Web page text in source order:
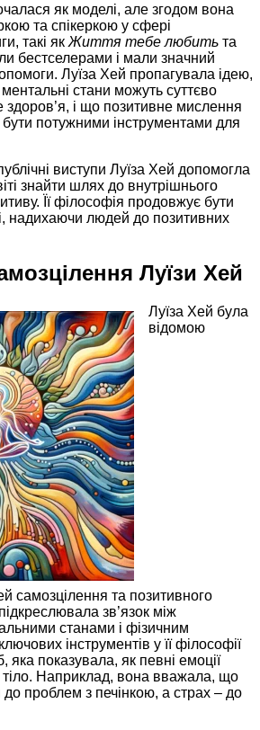
як моделі, але згодом вона
та спікеркою у сфері
такі як Життя тебе любить та
бестселерами і мали значний
Луїза Хей пропагувала ідею,
стани можуть суттєво
здоров’я, і що позитивне мислення
бути потужними інструментами для
виступи Луїза Хей допомогла
знайти шлях до внутрішнього
Її філософія продовжує бути
надихаючи людей до позитивних
Луїзи Хей
Луїза Хей була
відомою
самозцілення та позитивного
зв’язок між
станами і фізичним
інструментів у її філософії
яка показувала, як певні емоції
Наприклад, вона вважала, що
до проблем з печінкою, а страх – до